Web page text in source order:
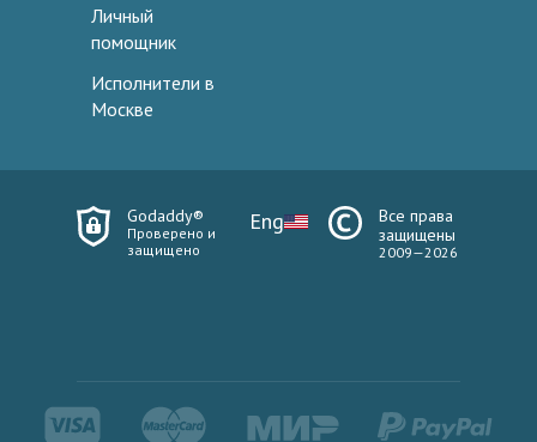
Личный
помощник
Исполнители в
Москве
Godaddy®
Проверено и
защищено
Eng
Все права
защищены
2009—2026